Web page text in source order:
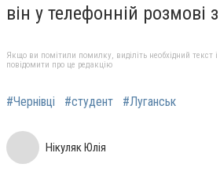
він у телефонній розмові
Якщо ви помітили помилку, виділіть необхідний текст
повідомити про це редакцію
#Чернівці #студент #Луганськ
Нікуляк Юлія